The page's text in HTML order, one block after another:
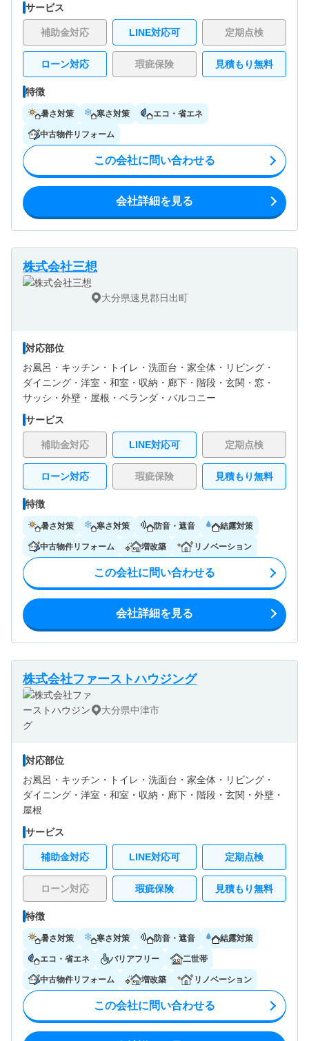
サービス
補助金対応 LINE対応可 定期点検
ローン対応 瑕疵保険 見積もり無料
特徴
暑さ対策 寒さ対策 エコ・省エネ
中古物件リフォーム
この会社に問い合わせる
会社詳細を見る
株式会社三想
大分県速見郡日出町
対応部位
お風呂・ キッチン・ トイレ・ 洗面台・ 家全体・ リビング・
ダイニング・ 洋室・ 和室・ 収納・ 廊下・ 階段・ 玄関・ 窓・
サッシ・ 外壁・ 屋根・ ベランダ・バルコニー
サービス
補助金対応 LINE対応可 定期点検
ローン対応 瑕疵保険 見積もり無料
特徴
暑さ対策 寒さ対策 防音・遮音 結露対策
中古物件リフォーム 増改築 リノベーション
この会社に問い合わせる
会社詳細を見る
株式会社ファーストハウジング
大分県中津市
対応部位
お風呂・ キッチン・ トイレ・ 洗面台・ 家全体・ リビング・
ダイニング・ 洋室・ 和室・ 収納・ 廊下・ 階段・ 玄関・ 外壁・
屋根
サービス
補助金対応 LINE対応可 定期点検
ローン対応 瑕疵保険 見積もり無料
特徴
暑さ対策 寒さ対策 防音・遮音 結露対策
エコ・省エネ バリアフリー 二世帯
中古物件リフォーム 増改築 リノベーション
この会社に問い合わせる